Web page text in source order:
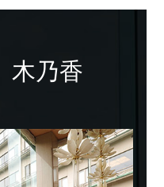
木乃香